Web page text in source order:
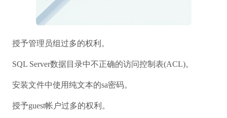
授予管理员组过多的权利。
SQL Server数据目录中不正确的访问控制表(ACL)。
安装文件中使用纯文本的sa密码。
授予guest帐户过多的权利。